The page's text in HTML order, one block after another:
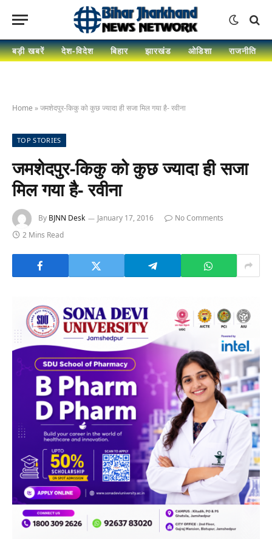
बड़ी खबरें देश-विदेश बिहार झारखंड ओडिशा राजनीति
Home »जमशेदपुर-किकु को कुछ ज्यादा ही सजा मिल गया है- रवीना
TOP STORIES
जमशेदपुर-किकु को कुछ ज्यादा ही सजा
मिल गया है- रवीना
By BJNN Desk January 17, 2016
No Comments
2 Mins Read